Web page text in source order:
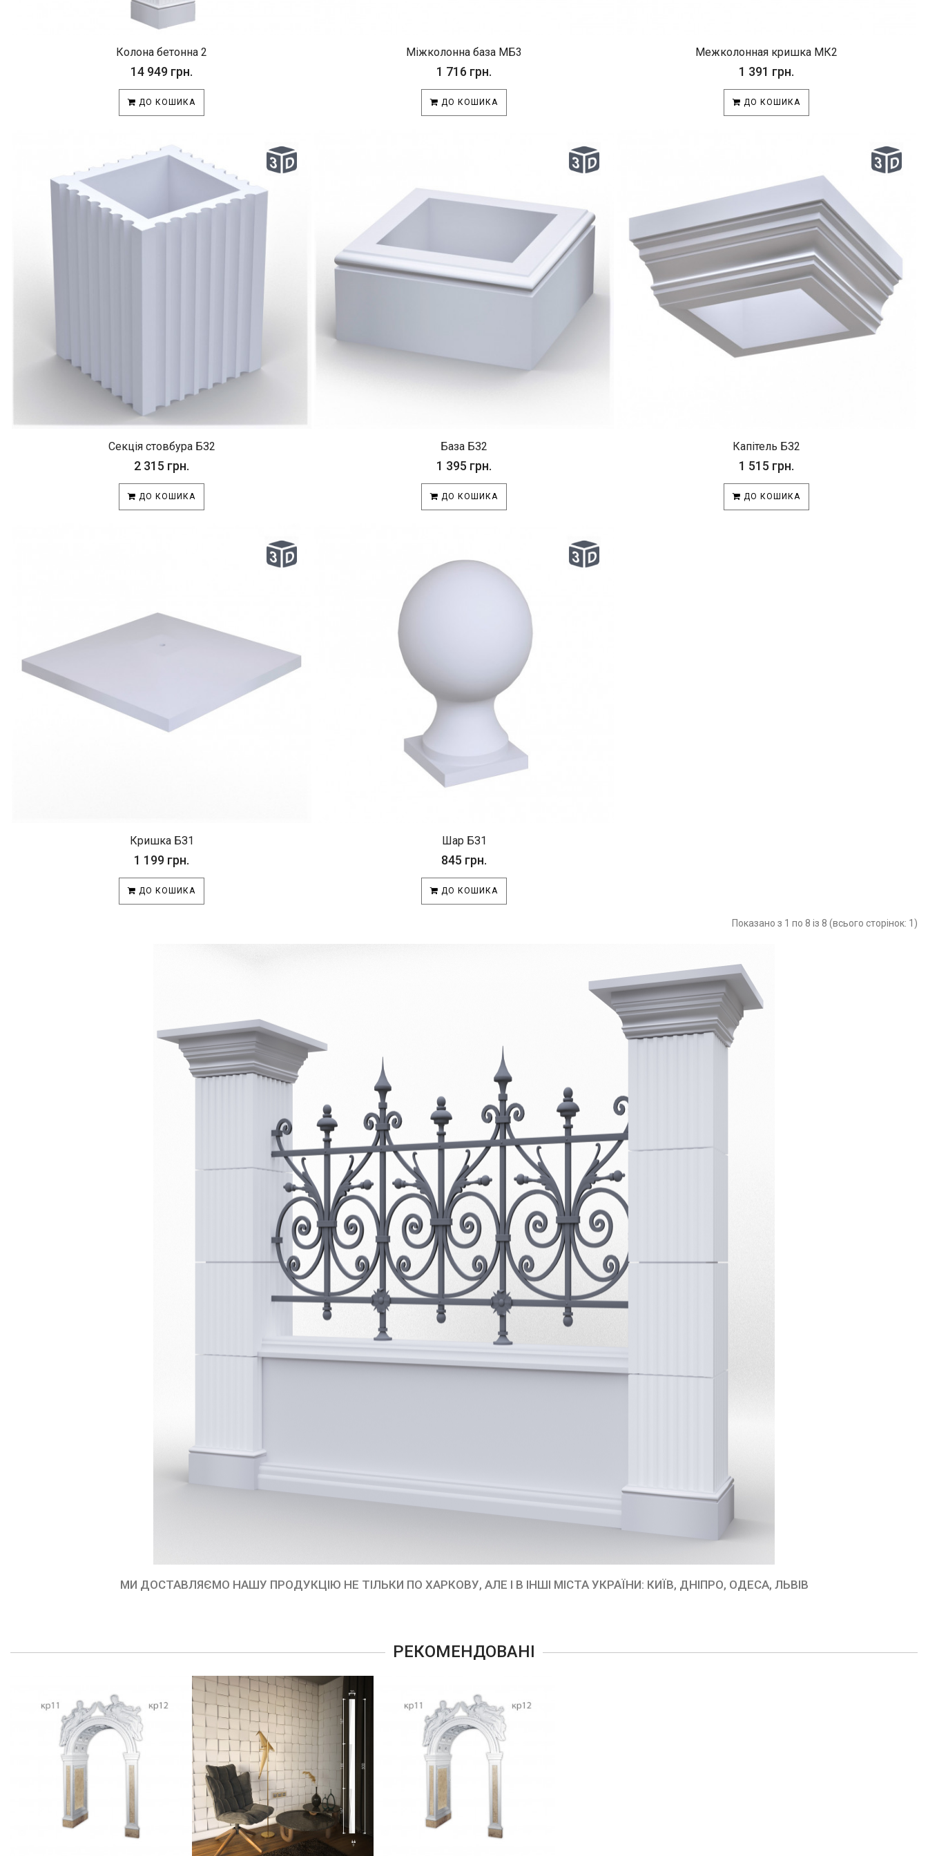
Колона бетонна 2
14 949 грн.
ДО КОШИКА
Міжколонна база МБ3
1 716 грн.
ДО КОШИКА
Межколонная кришка МК2
1 391 грн.
ДО КОШИКА
Секція стовбура БЗ2
2 315 грн.
ДО КОШИКА
База БЗ2
1 395 грн.
ДО КОШИКА
Капітель БЗ2
1 515 грн.
ДО КОШИКА
Кришка БЗ1
1 199 грн.
ДО КОШИКА
Шар БЗ1
845 грн.
ДО КОШИКА
Показано з 1 по 8 із 8 (всього сторінок: 1)
МИ ДОСТАВЛЯЄМО НАШУ ПРОДУКЦІЮ НЕ ТІЛЬКИ ПО ХАРКОВУ, АЛЕ І В ІНШІ МІСТА УКРАЇНИ: КИЇВ, ДНІПРО, ОДЕСА, ЛЬВІВ
РЕКОМЕНДОВАНІ